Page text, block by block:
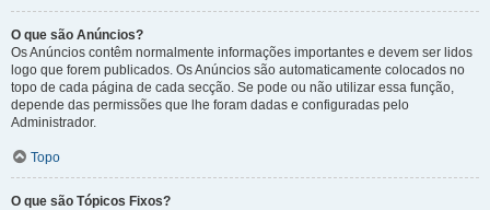
O que são Anúncios?
Os Anúncios contêm normalmente informações importantes e devem ser lidos
logo que forem publicados. Os Anúncios são automaticamente colocados no
topo de cada página de cada secção. Se pode ou não utilizar essa função,
depende das permissões que lhe foram dadas e configuradas pelo
Administrador.
Topo
O que são Tópicos Fixos?